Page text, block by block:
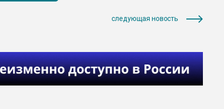
следующая новость